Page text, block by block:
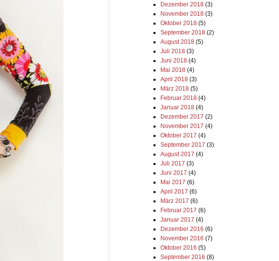
Dezember 2018(3)
November 2018(3)
Oktober 2018(5)
September 2018(2)
August 2018(5)
Juli 2018(3)
Juni 2018(4)
Mai 2018(4)
April 2018(3)
März 2018(5)
Februar 2018(4)
Januar 2018(4)
Dezember 2017 (2)
November 2017 (4)
Oktober 2017 (4)
September 2017 (3)
August 2017 (4)
Juli 2017 (3)
Juni 2017 (4)
Mai 2017 (6)
April 2017 (6)
März 2017 (6)
Februar 2017 (6)
Januar 2017 (4)
Dezember 2016 (6)
November 2016 (7)
Oktober 2016 (5)
September 2016 (8)